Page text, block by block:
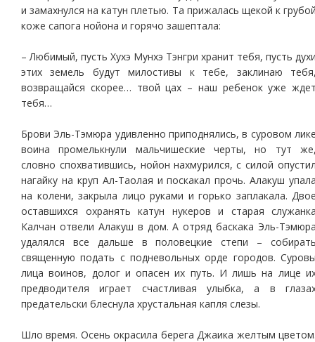
и замахнулся на катун плетью. Та прижалась щекой к
коже сапога нойона и горячо зашептала:
– Любимый, пусть Хухэ Мунхэ Тэнгри хранит тебя, пусть
этих земель будут милостивы к тебе, заклинаю
возвращайся скорее… твой цах – наш ребенок уже
тебя…
Брови Эль-Тэмюра удивленно приподнялись, в суровом
воина промелькнули мальчишеские черты, но тут
словно спохватившись, нойон нахмурился, с силой
нагайку на круп Ал-Таолая и поскакал прочь. Алакуш
на колени, закрыла лицо руками и горько заплакала.
оставшихся охранять катун нукеров и старая
Калчан отвели Алакуш в дом. А отряд баскака Эль-
удалялся все дальше в половецкие степи –
священную подать с подневольных орде городов.
лица воинов, долог и опасен их путь. И лишь на лице
предводителя играет счастливая улыбка, а в
предательски блеснула хрустальная капля слезы.
Шло время. Осень окрасила берега Джаика желтым